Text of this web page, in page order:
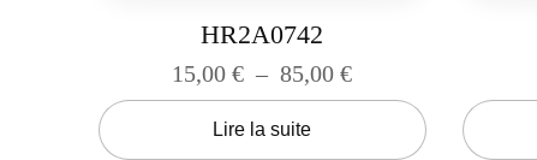
HR2A0742
15,00€ – 85,00€
Lire la suite